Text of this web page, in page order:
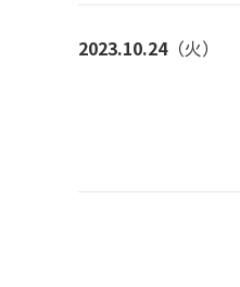
2023.10.24（火）